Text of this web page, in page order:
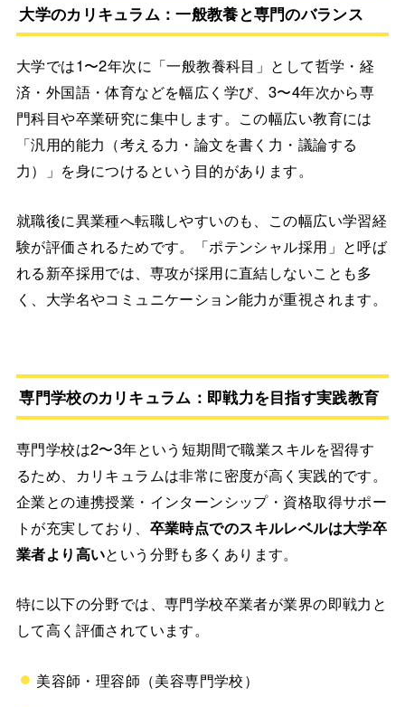
大学のカリキュラム：一般教養と専門のバランス
大学では1〜2年次に「一般教養科目」として哲学・経
済・外国語・体育などを幅広く学び、3〜4年次から専
門科目や卒業研究に集中します。この幅広い教育には
「汎用的能力（考える力・論文を書く力・議論する
力）」を身につけるという目的があります。
就職後に異業種へ転職しやすいのも、この幅広い学習経
験が評価されるためです。「ポテンシャル採用」と呼ば
れる新卒採用では、専攻が採用に直結しないことも多
く、大学名やコミュニケーション能力が重視されます。
専門学校のカリキュラム：即戦力を目指す実践教育
専門学校は2〜3年という短期間で職業スキルを習得す
るため、カリキュラムは非常に密度が高く実践的です。
企業との連携授業・インターンシップ・資格取得サポー
トが充実しており、 卒業時点でのスキルレベルは大学卒
業者より高いという分野も多くあります。
特に以下の分野では、専門学校卒業者が業界の即戦力と
して高く評価されています。
美容師・理容師（美容専門学校）